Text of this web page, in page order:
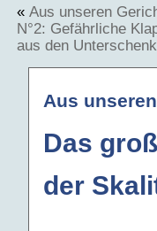
« Aus unseren
N°2: Gefährliche
aus den
Aus
Das
der